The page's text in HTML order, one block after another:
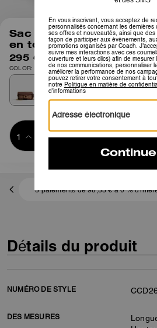
1/6
Sac bandoulière Tabby
en toile Signature
295 €
COLOR: Laiton/Brun bronzé
Ajouter au
BAG
3 paiements de 98,33 € à 0 %
Détails du produit
NUMÉRO DE STYLE
DES MESURES